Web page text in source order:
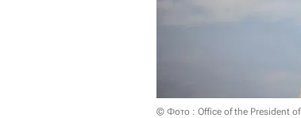
© Фото : Office of the President